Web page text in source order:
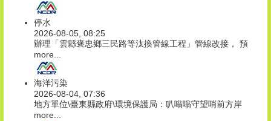
停水
2026-08-05, 08:25
辦理「雲縣褒忠鄉三民路等汰換管線工程」管線改接， 預
more...
海洋污染
2026-08-04, 07:36
地方單位\臺東縣政府\環境保護局：叭嗡嗡守望哨前方岸
more...